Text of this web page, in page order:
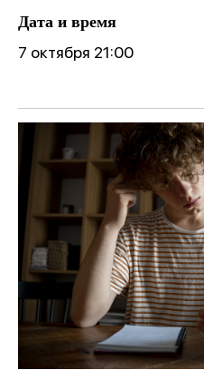
Дата и время
7 октября 21:00